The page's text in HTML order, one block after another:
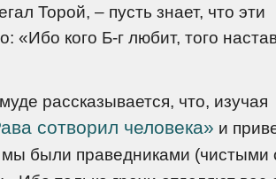
Торой, – пусть знает, что эти
«Ибо кого Б-г любит, того
рассказывается, что, изучая
сотворил человека» и
были праведниками (чистыми